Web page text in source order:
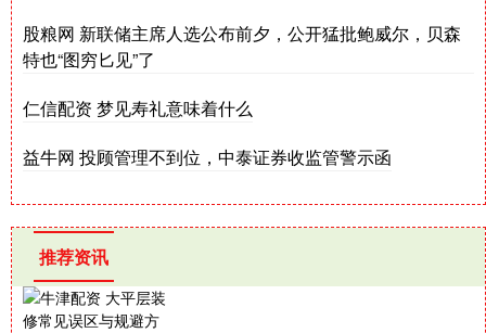
股粮网 新联储主席人选公布前夕，公开猛批鲍威尔，贝森
特也“图穷匕见”了
仁信配资 梦见寿礼意味着什么
益牛网 投顾管理不到位，中泰证券收监管警示函
推荐资讯